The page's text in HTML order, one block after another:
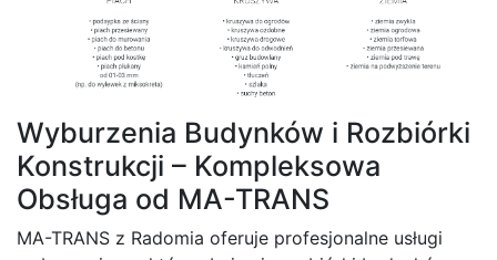
Wyburzenia Budynków i Rozbiórki
Konstrukcji – Kompleksowa
Obsługa od MA-TRANS
MA-TRANS z Radomia oferuje profesjonalne usługi